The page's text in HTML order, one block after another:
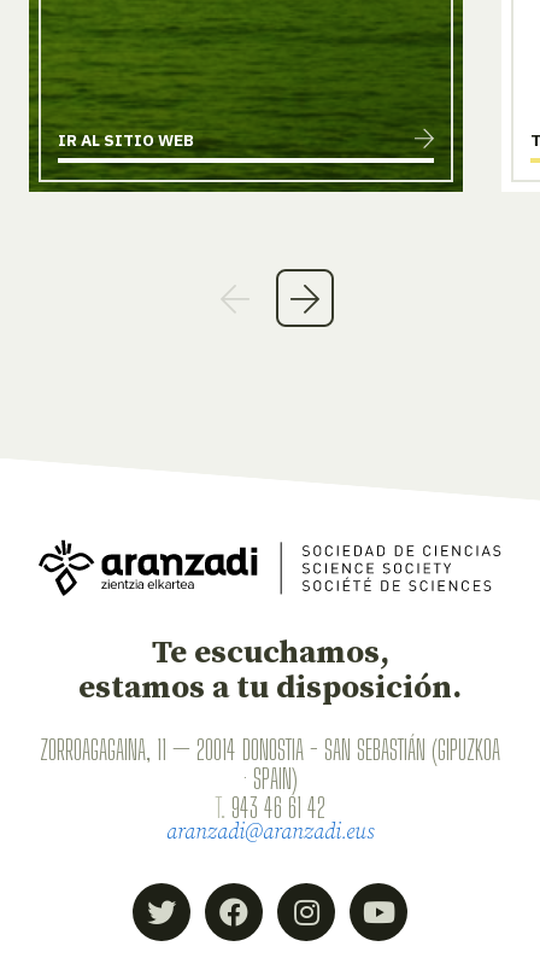
IR AL SITIO WEB
Te escuchamos,
estamos a tu disposición.
ZORROAGAGAINA, 11 — 20014 DONOSTIA - SAN SEBASTIÁN (GIPUZKOA
· SPAIN)
T. 943 46 61 42
aranzadi@aranzadi.eus